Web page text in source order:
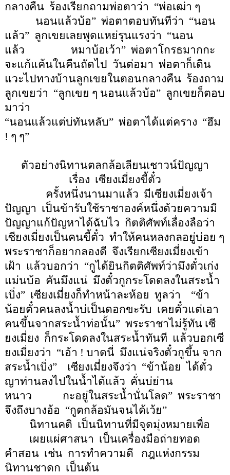
กลางคืน ร้องเรียกถามพ่อตาว่า “พ่อเฒ่า ๆ
นอนแล้วบ้อ” พ่อตาตอบทันทีว่า “นอน
แล้ว” ลูกเขยเลยพูดแหย่รุนแรงว่า “นอน
แล้ว
หมาบ้อเว้า” พ่อตาโกรธมากกะ
จะแก้แค้นในคืนถัดไป วันต่อมา พ่อตาก็เดิน
แวะไปทางบ้านลูกเขยในตอนกลางคืน ร้องถาม
ลูกเขยว่า “ลูกเขย ๆ นอนแล้วบ้อ” ลูกเขยก็ตอบ
มาว่า
“นอนแล้วแต่บ่ทันหลับ” พ่อตาได้แต่คราง “ฮึม
! ๆ ๆ”
ตัวอย่างนิทานตลกล้อเลียนเชาวน์ปัญญา
เรื่อง เซียงเมี่ยงขี้ตั๋ว
ครั้งหนึ่งนานมาแล้ว มีเซียงเมี่ยงเจ้า
ปัญญา เป็นข้ารับใช้ราชาองค์หนึ่งด้วยความมี
ปัญญาแก้ปัญหาได้ฉับไว กิตติศัพท์เลื่องลือว่า
เซียงเมี่ยงเป็นคนขี้ตั๋ว ทำให้คนหลงกลอยู่บ่อย ๆ
พระราชาก็อยากลองดี จึงเรียกเซียงเมี่ยงเข้า
เฝ้า แล้วบอกว่า “กูได้ยินกิตติศัพท์ว่ามึงตั๋วเก่ง
แม่นบ้อ คันมึงแน่ มึงตั๋วกูกระโดดลงในสระน้ำ
เบิ่ง” เซียงเมี่ยงก็ทำหน้าละห้อย ทูลว่า “ข้า
น้อยตั๋วคนลงน้ำบ่เป็นดอกขะรับ เคยตั๋วแต่เอา
คนขึ้นจากสระน้ำท่อนั้น” พระราชาไม่รู้ทัน เซี
ยงเมี่ยง ก็กระโดดลงในสระน้ำทันที แล้วบอกเซี
ยงเมี่ยงว่า “เอ้า ! บาดนี่ มึงแน่จริงตั๋วกูขึ้น จาก
สระน้ำเบิ่ง” เซียงเมี่ยงจึงว่า “ข้าน้อย ได้ตั๋ว
ญาท่านลงไปในน้ำได้แล้ว คั่นบ่ย่าน
หนาว
กะอยู่ในสระน้ำนั่นโลด” พระราชา
จึงถึงบางอ้อ “กูตกล้อมันจนได้เว้ย”
นิทานคติ เป็นนิทานที่มีจุดมุ่งหมายเพื่อ
เผยแผ่ศาสนา เป็นเครื่องมือถ่ายทอด
คำสอน เช่น การทำความดี
กฎแห่งกรรม
นิทานชาดก เป็นต้น